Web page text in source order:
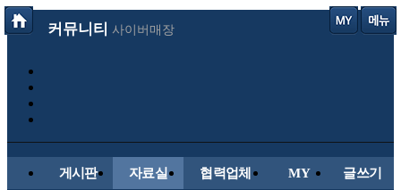
커뮤니티 사이버매장
게시판 자료실 협력업체 MY 글쓰기